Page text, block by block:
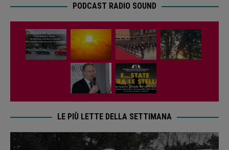
PODCAST RADIO SOUND
LE PIÙ LETTE DELLA SETTIMANA